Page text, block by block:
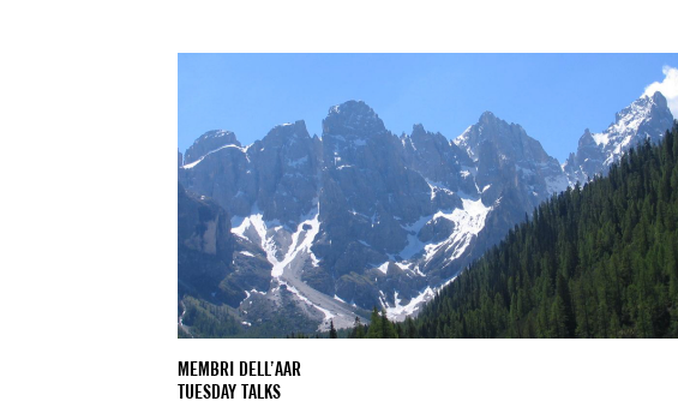
MEMBRI DELL’AAR
TUESDAY TALKS